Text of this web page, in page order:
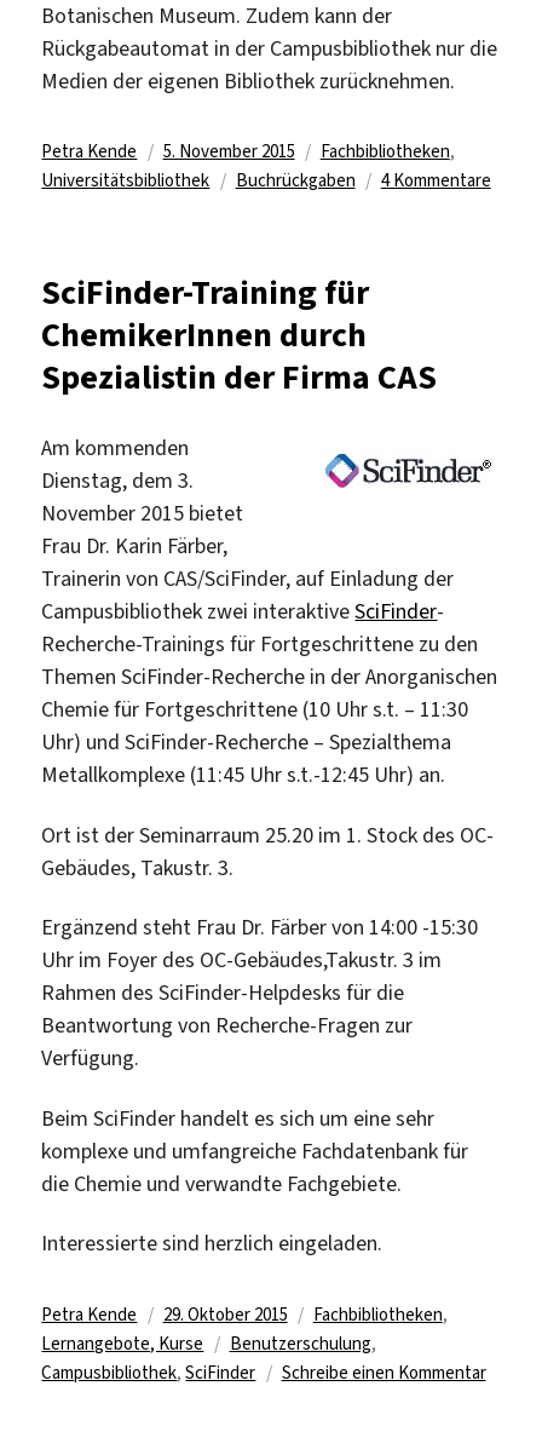
Botanischen Museum. Zudem kann der
Rückgabeautomat in der Campusbibliothek nur die
Medien der eigenen Bibliothek zurücknehmen.
Autor
Petra Kende
Veröffentlicht
am
5. November 2015 Kategorien
Fachbibliotheken,
Universitätsbibliothek
Schlagwörter
Buchrückgaben 4 Kommentarezu
SciFinder-Training für
ChemikerInnen durch
Spezialistin der Firma CAS
Am kommenden
Dienstag, dem 3.
November 2015 bietet
Frau Dr. Karin Färber,
Trainerin von CAS/SciFinder, auf Einladung der
Campusbibliothek zwei interaktiveSciFinder-
Recherche-Trainings für Fortgeschrittene zu den
Themen SciFinder-Recherche in der Anorganischen
Chemie für Fortgeschrittene (10 Uhr s.t. – 11:30
Uhr) und SciFinder-Recherche – Spezialthema
Metallkomplexe (11:45 Uhr s.t.-12:45 Uhr) an.
Ort ist der Seminarraum 25.20 im 1. Stock des OC-
Gebäudes, Takustr. 3.
Ergänzend steht Frau Dr. Färber von 14:00 -15:30
Uhr im Foyer des OC-Gebäudes,Takustr. 3 im
Rahmen des SciFinder-Helpdesks für die
Beantwortung von Recherche-Fragen zur
Verfügung.
Beim SciFinder handelt es sich um eine sehr
komplexe und umfangreiche Fachdatenbank für
die Chemie und verwandte Fachgebiete.
Interessierte sind herzlich eingeladen.
Autor
Petra Kende
Veröffentlicht
am
29. Oktober 2015 Kategorien
Fachbibliotheken,
Lernangebote, Kurse
Schlagwörter
Benutzerschulung,
Campusbibliothek,SciFinder Schreibe einen Kommentarzu